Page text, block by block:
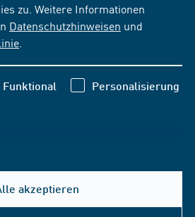
zu. Weitere Informationen
Datenschutzhinweisen und
Funktional Personalisierung
akzeptieren
Hilfe & Kontakt